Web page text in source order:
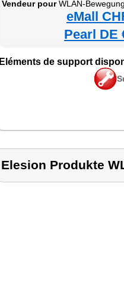
Vendeur pourWLAN-
eMall
Pearl DE
Eléments de support
Elesion Produkte